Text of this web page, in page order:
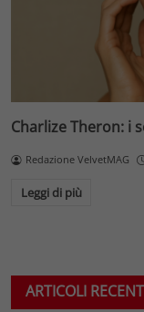
Charlize Theron: i
Redazione VelvetMAG
Leggi di più
ARTICOLI